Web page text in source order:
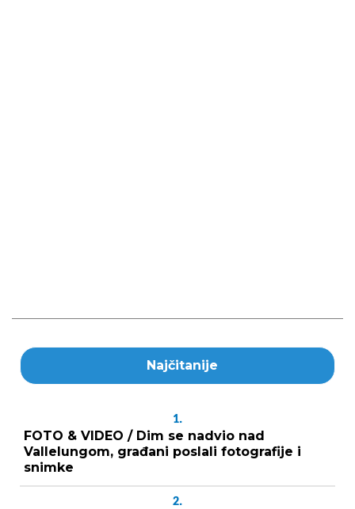
Najčitanije
1.
FOTO & VIDEO / Dim se nadvio nad
Vallelungom, građani poslali fotografije i
snimke
2.